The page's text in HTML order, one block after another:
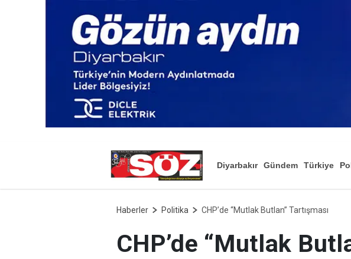
Diyarbakır Gündem Türkiye
Haberler Politika CHP’de “Mutlak Butlan” Tartışması
CHP’de “Mutlak